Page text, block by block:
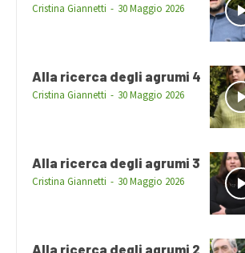
Cristina Giannetti - 30 Maggio 2026
Alla ricerca degli agrumi 4
Cristina Giannetti - 30 Maggio 2026
Alla ricerca degli agrumi 3
Cristina Giannetti - 30 Maggio 2026
Alla ricerca degli agrumi 2